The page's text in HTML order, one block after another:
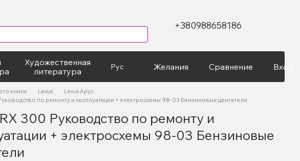
+380988658186
Художественная
литература
Рус Желания Сравнение Вход
книги Lexus
Lexus Арус
по ремонту и эксплуатации + электросхемы 98-03 Бензиновые двигатели
300 Руководство по ремонту и
+ электросхемы 98-03 Бензиновые